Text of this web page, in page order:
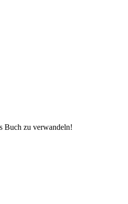
Buch zu verwandeln!